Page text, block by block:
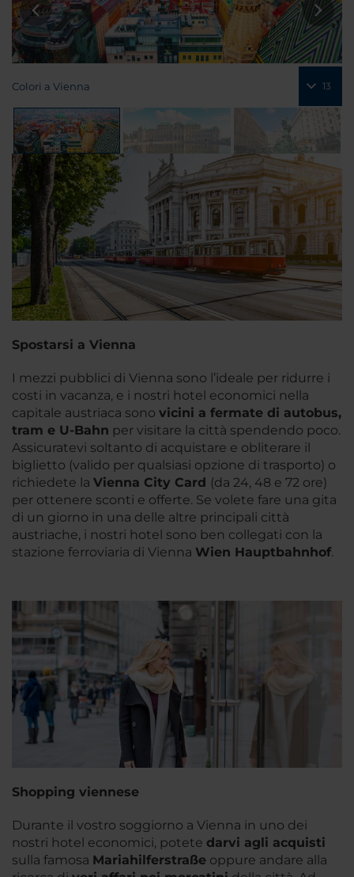
Colori a Vienna 13
Spostarsi a Vienna
I mezzi pubblici di Vienna sono l’ideale per ridurre i
costi in vacanza, e i nostri hotel economici nella
capitale austriaca sono vicini a fermate di autobus,
tram e U-Bahn per visitare la città spendendo poco.
Assicuratevi soltanto di acquistare e obliterare il
biglietto (valido per qualsiasi opzione di trasporto) o
richiedete la Vienna City Card (da 24, 48 e 72 ore)
per ottenere sconti e offerte. Se volete fare una gita
di un giorno in una delle altre principali città
austriache, i nostri hotel sono ben collegati con la
stazione ferroviaria di Vienna Wien Hauptbahnhof.
Shopping viennese
Durante il vostro soggiorno a Vienna in uno dei
nostri hotel economici, potete darvi agli acquisti
sulla famosa Mariahilferstraße oppure andare alla